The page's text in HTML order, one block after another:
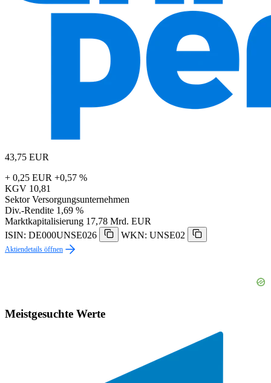
43,75 EUR
+ 0,25 EUR +0,57 %
KGV 10,81
Sektor Versorgungsunternehmen
Div.-Rendite 1,69 %
Marktkapitalisierung 17,78 Mrd. EUR
ISIN: DE000UNSE026
WKN: UNSE02
Aktiendetails öffnen
Meistgesuchte Werte